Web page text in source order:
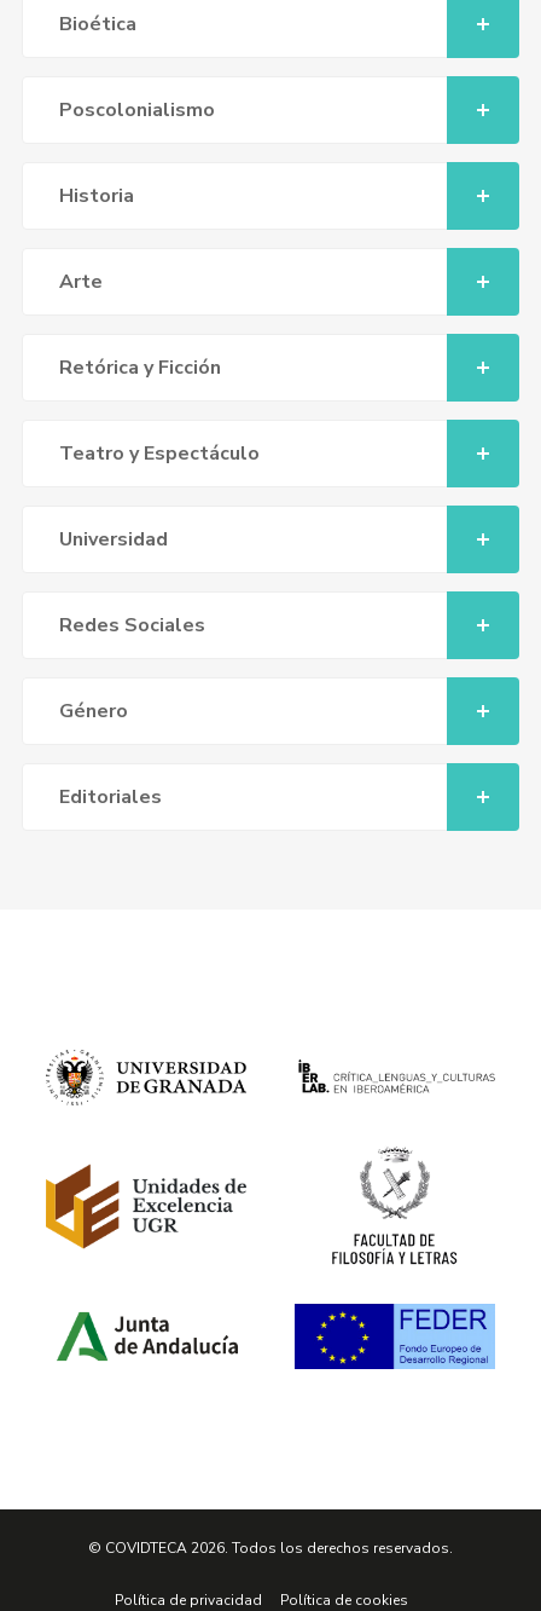
Bioética
Poscolonialismo
Historia
Arte
Retórica y Ficción
Teatro y Espectáculo
Universidad
Redes Sociales
Género
Editoriales
© COVIDTECA 2026. Todos los derechos reservados.
Política de privacidad Política de cookies